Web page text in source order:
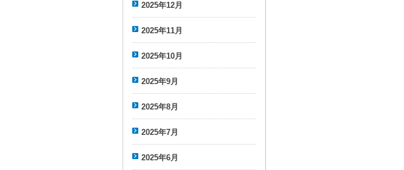
2025年12月
2025年11月
2025年10月
2025年9月
2025年8月
2025年7月
2025年6月